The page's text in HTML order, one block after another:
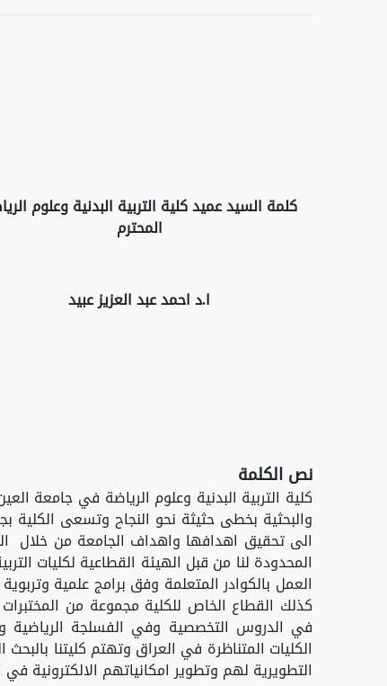
كلمة السيد عميد كلية التربية البدنية وعلوم
المحترم
ا.د احمد عبد العزيز عبيد
نص الكلمة
كلية التربية البدنية وعلوم الرياضة في جامعة
والبحثية بخطى حثيثة نحو النجاح وتسعى الكلية
الى تحقيق اهدافها واهداف الجامعة من خلال
المحدودة لنا من قبل الهيئة القطاعية لكليات
العمل بالكوادر المتعلمة وفق برامج علمية
كذلك القطاع الخاص للكلية مجموعة من المختبرات
في الدروس التخصصية وفي الفسلجة الرياضية
الكليات المتناظرة في العراق وتهتم كليتنا
التطويرية لهم وتطوير امكانياتهم الالكترونية